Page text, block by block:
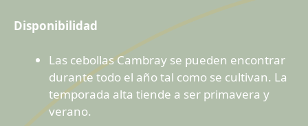
Disponibilidad
Las cebollas Cambray se pueden encontrar
durante todo el año tal como se cultivan. La
temporada alta tiende a ser primavera y
verano.